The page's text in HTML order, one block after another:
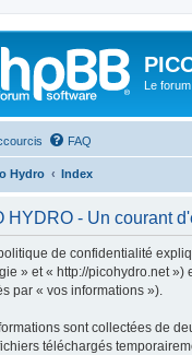
Le
FAQ
Hydro Index
HYDRO - Un courant
de confidentialité
» et « http://picohydro.net
par « vos informations »).
sont collectées de
téléchargés